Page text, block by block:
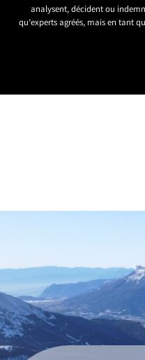
analysent, décident ou
qu’experts agréés, mais en tant